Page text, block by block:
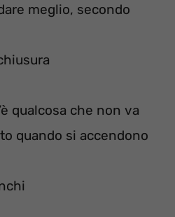
meglio, secondo
qualcosa che non va
quando si accendono